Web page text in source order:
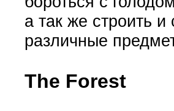
а так же строить и
различные
The Forest